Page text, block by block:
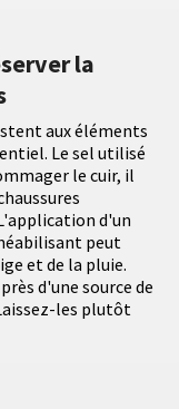
la
aux éléments
Le sel utilisé
le cuir, il
d'un
peut
et de la pluie.
d'une source de
les plutôt